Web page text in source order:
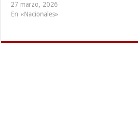
27 marzo, 2026
En «Nacionales»